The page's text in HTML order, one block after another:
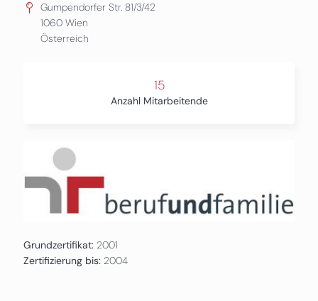
Gumpendorfer Str. 81/3/42
1060 Wien
Österreich
15
Anzahl Mitarbeitende
Grundzertifikat: 2001
Zertifizierung bis: 2004